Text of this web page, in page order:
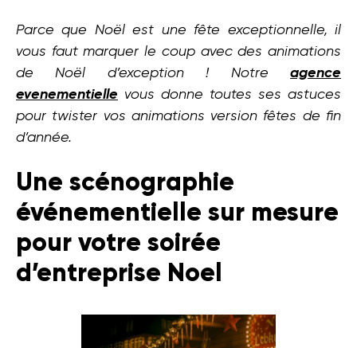
Parce que Noël est une fête exceptionnelle, il
vous faut marquer le coup avec des animations
de Noël d’exception ! Notre agence
evenementielle vous donne toutes ses astuces
pour twister vos animations version fêtes de fin
d’année.
Une scénographie
événementielle sur mesure
pour votre soirée
d’entreprise Noel